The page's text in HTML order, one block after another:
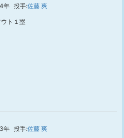
4年 投手:佐藤 爽
ト１塁
3年 投手:佐藤 爽